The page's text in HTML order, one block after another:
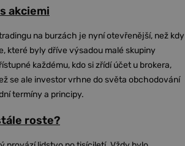
akciemi
na burzách je nyní otevřenější, než kdy
které byly dříve výsadou malé skupiny
každému, kdo si zřídí účet u brokera,
se ale investor vrhne do světa obchodování
termíny a principy.
roste?